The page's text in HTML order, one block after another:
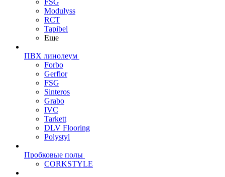
FSG
Modulyss
RCT
Tapibel
Еще
ПВХ линолеум
Forbo
Gerflor
FSG
Sinteros
Grabo
IVC
Tarkett
DLV Flooring
Polystyl
Пробковые полы
CORKSTYLE